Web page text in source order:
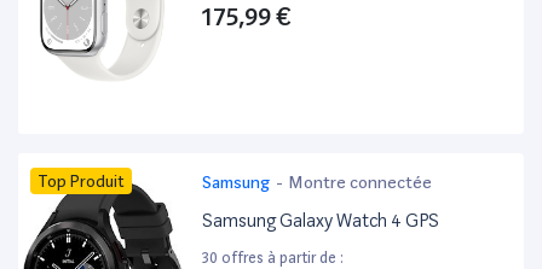
175,99 €
Top Produit Samsung - Montre connectée
Samsung Galaxy Watch 4 GPS
30 offres à partir de :